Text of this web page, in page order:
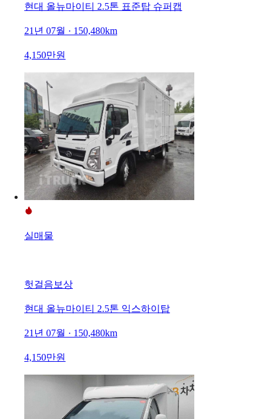
현대 올뉴마이티 2.5톤 표준탑 슈퍼캡
21년 07월 · 150,480km
4,150만원
실매물
헛걸음보상
현대 올뉴마이티 2.5톤 익스하이탑
21년 07월 · 150,480km
4,150만원